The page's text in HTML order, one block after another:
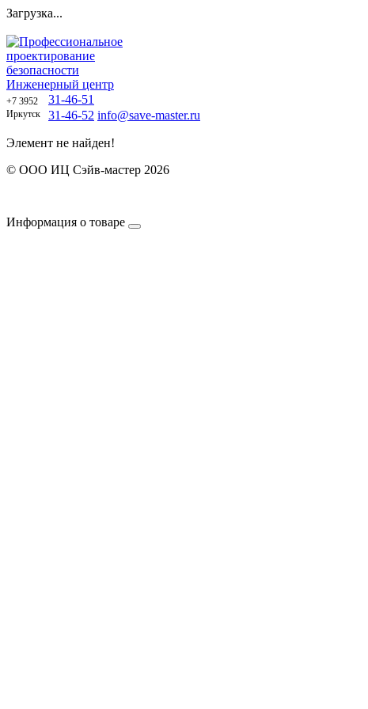
Загрузка...
Профессиональное
проектирование
безопасности
Инженерный центр
+7 3952
Иркутск
31-46-51
31-46-52 info@save-master.ru
Элемент не найден!
© ООО ИЦ Сэйв-мастер 2026
Информация о товаре